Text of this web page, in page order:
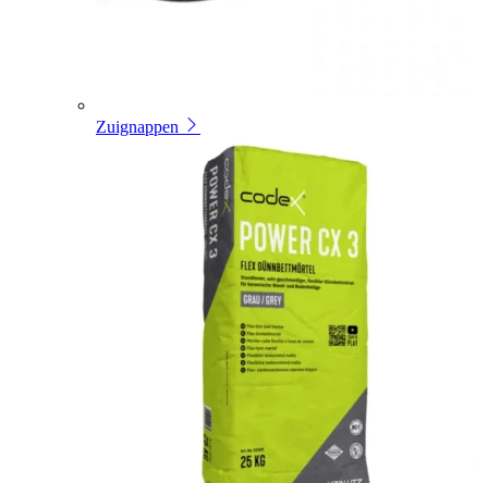
Zuignappen